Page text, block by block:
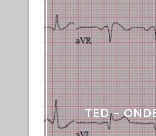
TED –